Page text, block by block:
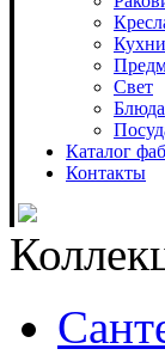
Кухни
Свет
Блюда
Каталог
Контакты